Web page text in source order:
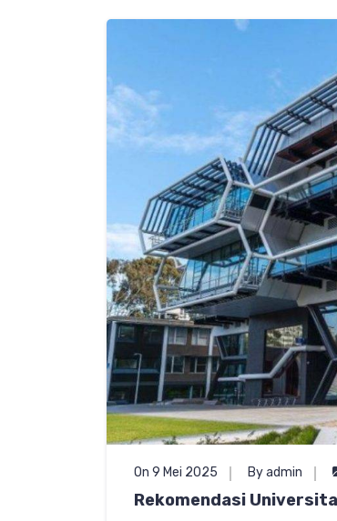
On 9 Mei 2025 By admin
Rekomendasi